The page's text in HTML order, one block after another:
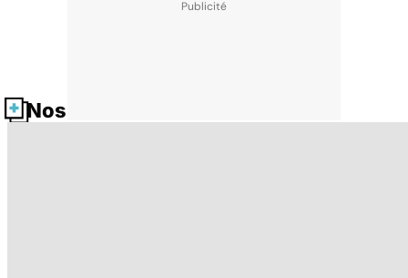
Nos fiches santé